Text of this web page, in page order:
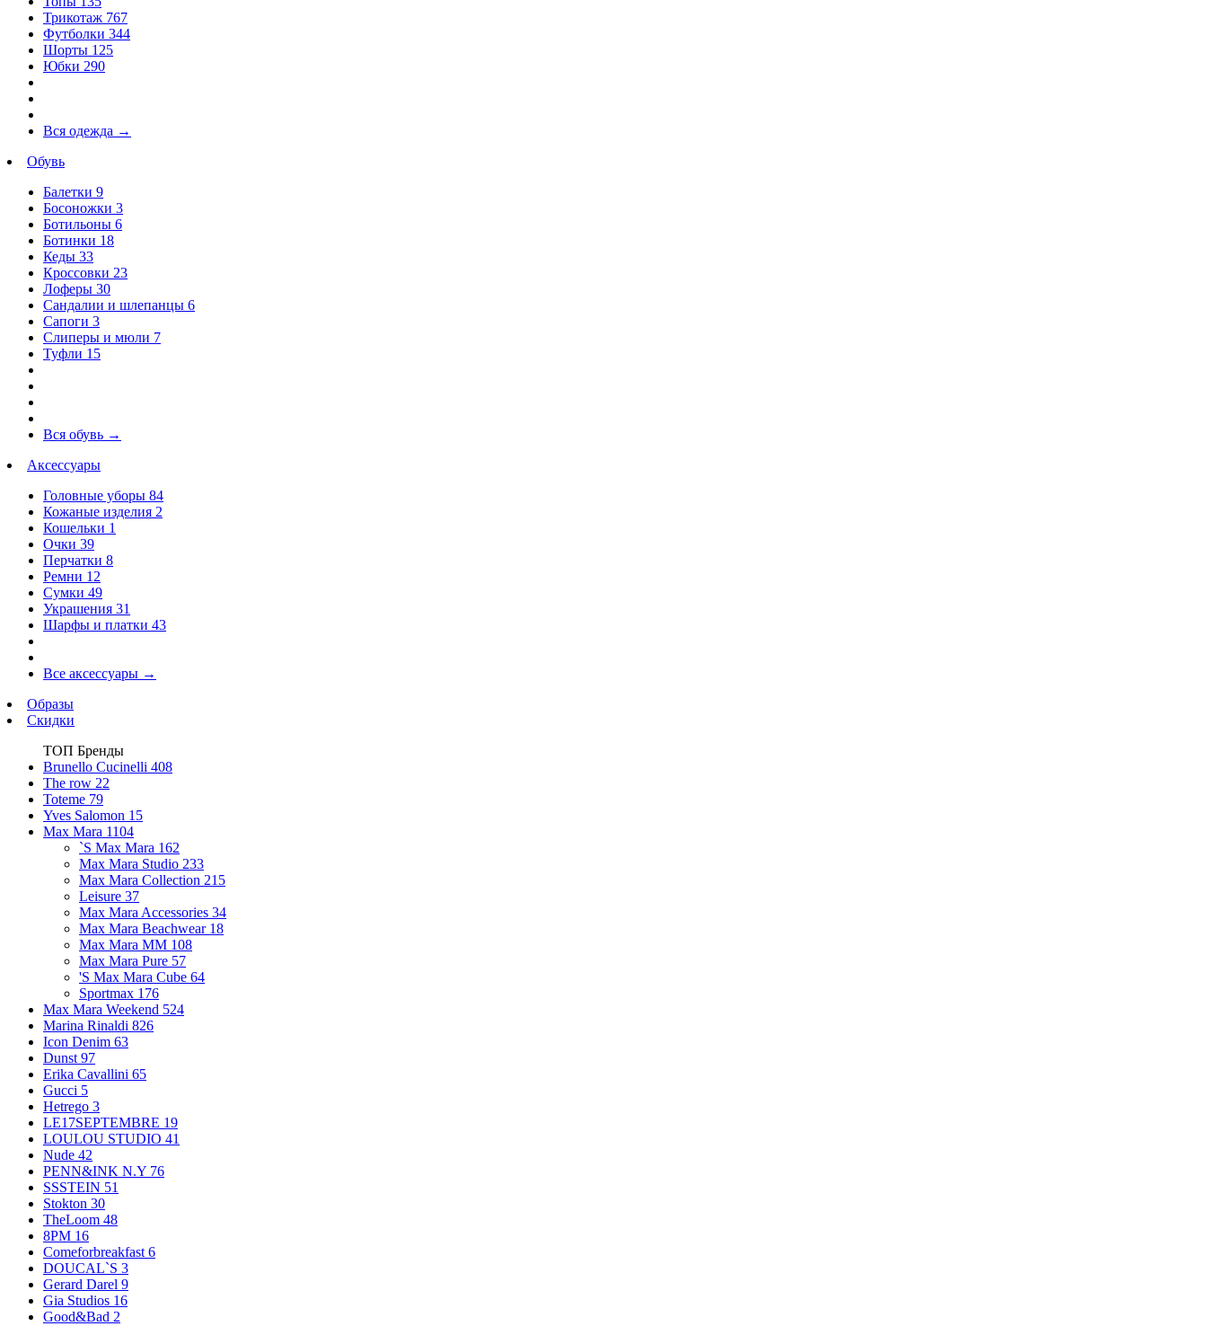
Трикотаж 767
Футболки 344
Шорты 125
Юбки 290
Вся одежда →
Обувь
Балетки 9
Босоножки 3
Ботильоны 6
Ботинки 18
Кеды 33
Кроссовки 23
Лоферы 30
Сандалии и шлепанцы 6
Сапоги 3
Слиперы и мюли 7
Туфли 15
Вся обувь →
Аксессуары
Головные уборы 84
Кожаные изделия 2
Кошельки 1
Очки 39
Перчатки 8
Ремни 12
Сумки 49
Украшения 31
Шарфы и платки 43
Все аксессуары →
Образы
Скидки
ТОП Бренды
Brunello Cucinelli 408
The row 22
Toteme 79
Yves Salomon 15
Max Mara 1104
`S Max Mara 162
Max Mara Studio 233
Max Mara Collection 215
Leisure 37
Max Mara Accessories 34
Max Mara Beachwear 18
Max Mara MM 108
Max Mara Pure 57
'S Max Mara Cube 64
Sportmax 176
Max Mara Weekend 524
Marina Rinaldi 826
Icon Denim 63
Dunst 97
Erika Cavallini 65
Gucci 5
Hetrego 3
LE17SEPTEMBRE 19
LOULOU STUDIO 41
Nude 42
PENN&INK N.Y 76
SSSTEIN 51
Stokton 30
TheLoom 48
8PM 16
Comeforbreakfast 6
DOUCAL`S 3
Gerard Darel 9
Gia Studios 16
Good&Bad 2